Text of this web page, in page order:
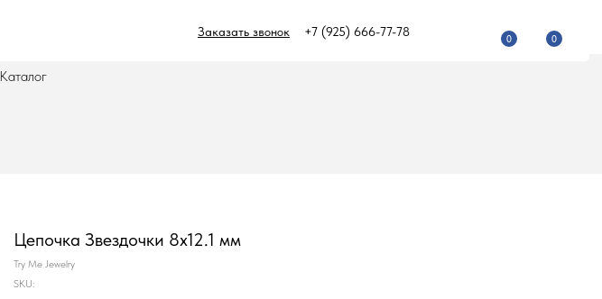
+7 (925) 666-77-78
Заказать звонок
0 0
Каталог
Цепочка Звездочки 8х12.1 мм
Try Me Jewelry
SKU: